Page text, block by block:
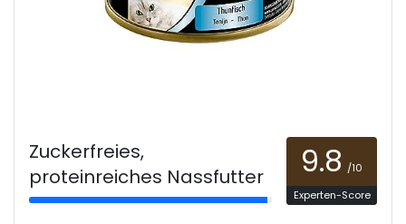
Zuckerfreies,
proteinreiches Nassfutter
9.8 /10
Experten-Score